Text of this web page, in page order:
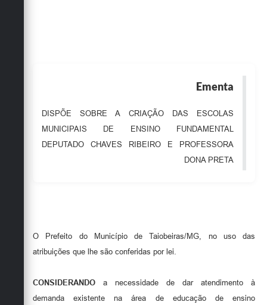
Galeria de Fotos
Galeria de Vídeos
Telefones Úteis
Contato
Sala M. do Empreendedor
Ementa
DISPÕE SOBRE A CRIAÇÃO DAS ESCOLAS
MUNICIPAIS DE ENSINO FUNDAMENTAL
DEPUTADO CHAVES RIBEIRO E PROFESSORA
DONA PRETA
O Prefeito do Município de Taiobeiras/MG, no uso das
atribuições que lhe são conferidas por lei.
CONSIDERANDO a necessidade de dar atendimento à
demanda existente na área de educação de ensino